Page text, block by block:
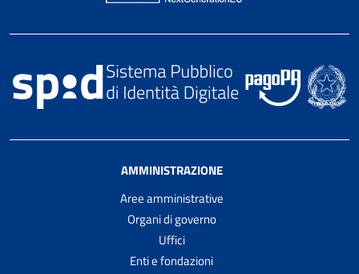
AMMINISTRAZIONE
Aree amministrative
Organi di governo
Uffici
Enti e fondazioni